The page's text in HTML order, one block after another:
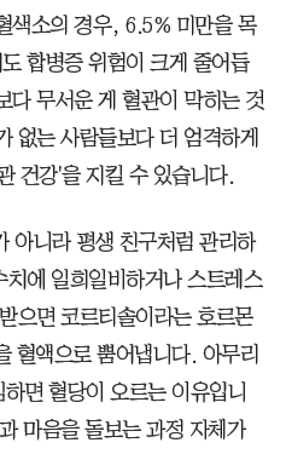
색소의 경우, 6.5% 미만을 목
합병증 위험이 크게 줄어듭
다 무서운 게 혈관이 막히는 것
없는 사람들보다 더 엄격하게
건강'을 지킬 수 있습니다.
아니라 평생 친구처럼 관리하
에 일희일비하거나 스트레스
으면 코르티솔이라는 호르몬
혈액으로 뿜어냅니다. 아무리
면 혈당이 오르는 이유입니
마음을 돌보는 과정 자체가